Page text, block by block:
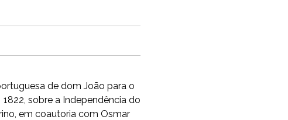
de dom João para o
sobre a Independência do
em coautoria com Osmar